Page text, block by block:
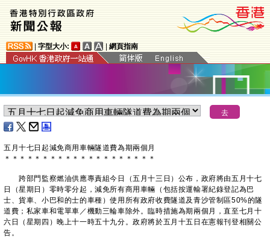
字型大小: 網頁指南
五月十七日起減免商用車輛隧道費為期兩個月
＊ ＊ ＊ ＊ ＊ ＊ ＊ ＊ ＊ ＊ ＊ ＊ ＊ ＊ ＊ ＊ ＊ ＊ ＊ ＊
跨部門監察燃油供應專責組今日（五月十三日）公布，政府將由五月十七
日（星期日）零時零分起，減免所有商用車輛（包括按運輸署紀錄登記為巴
士、貨車、小巴和的士的車種）使用所有政府收費隧道及青沙管制區50%的隧
道費；私家車和電單車／機動三輪車除外。臨時措施為期兩個月，直至七月十
六日（星期四）晚上十一時五十九分。政府將於五月十五日在憲報刊登相關公
告。